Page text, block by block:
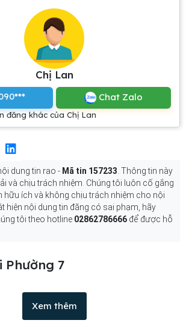
Chị Lan
Chat Zalo
đăng khác của Chị Lan
dung tin rao - Mã tin 157233. Thông tin này
và chịu trách nhiệm. Chúng tôi luôn cố gắng
hữu ích và không chịu trách nhiệm cho nội
hiện nội dung tin đăng có sai phạm, hãy
tôi theo hotline 02862786666 để được hỗ
Phường 7
Xem thêm